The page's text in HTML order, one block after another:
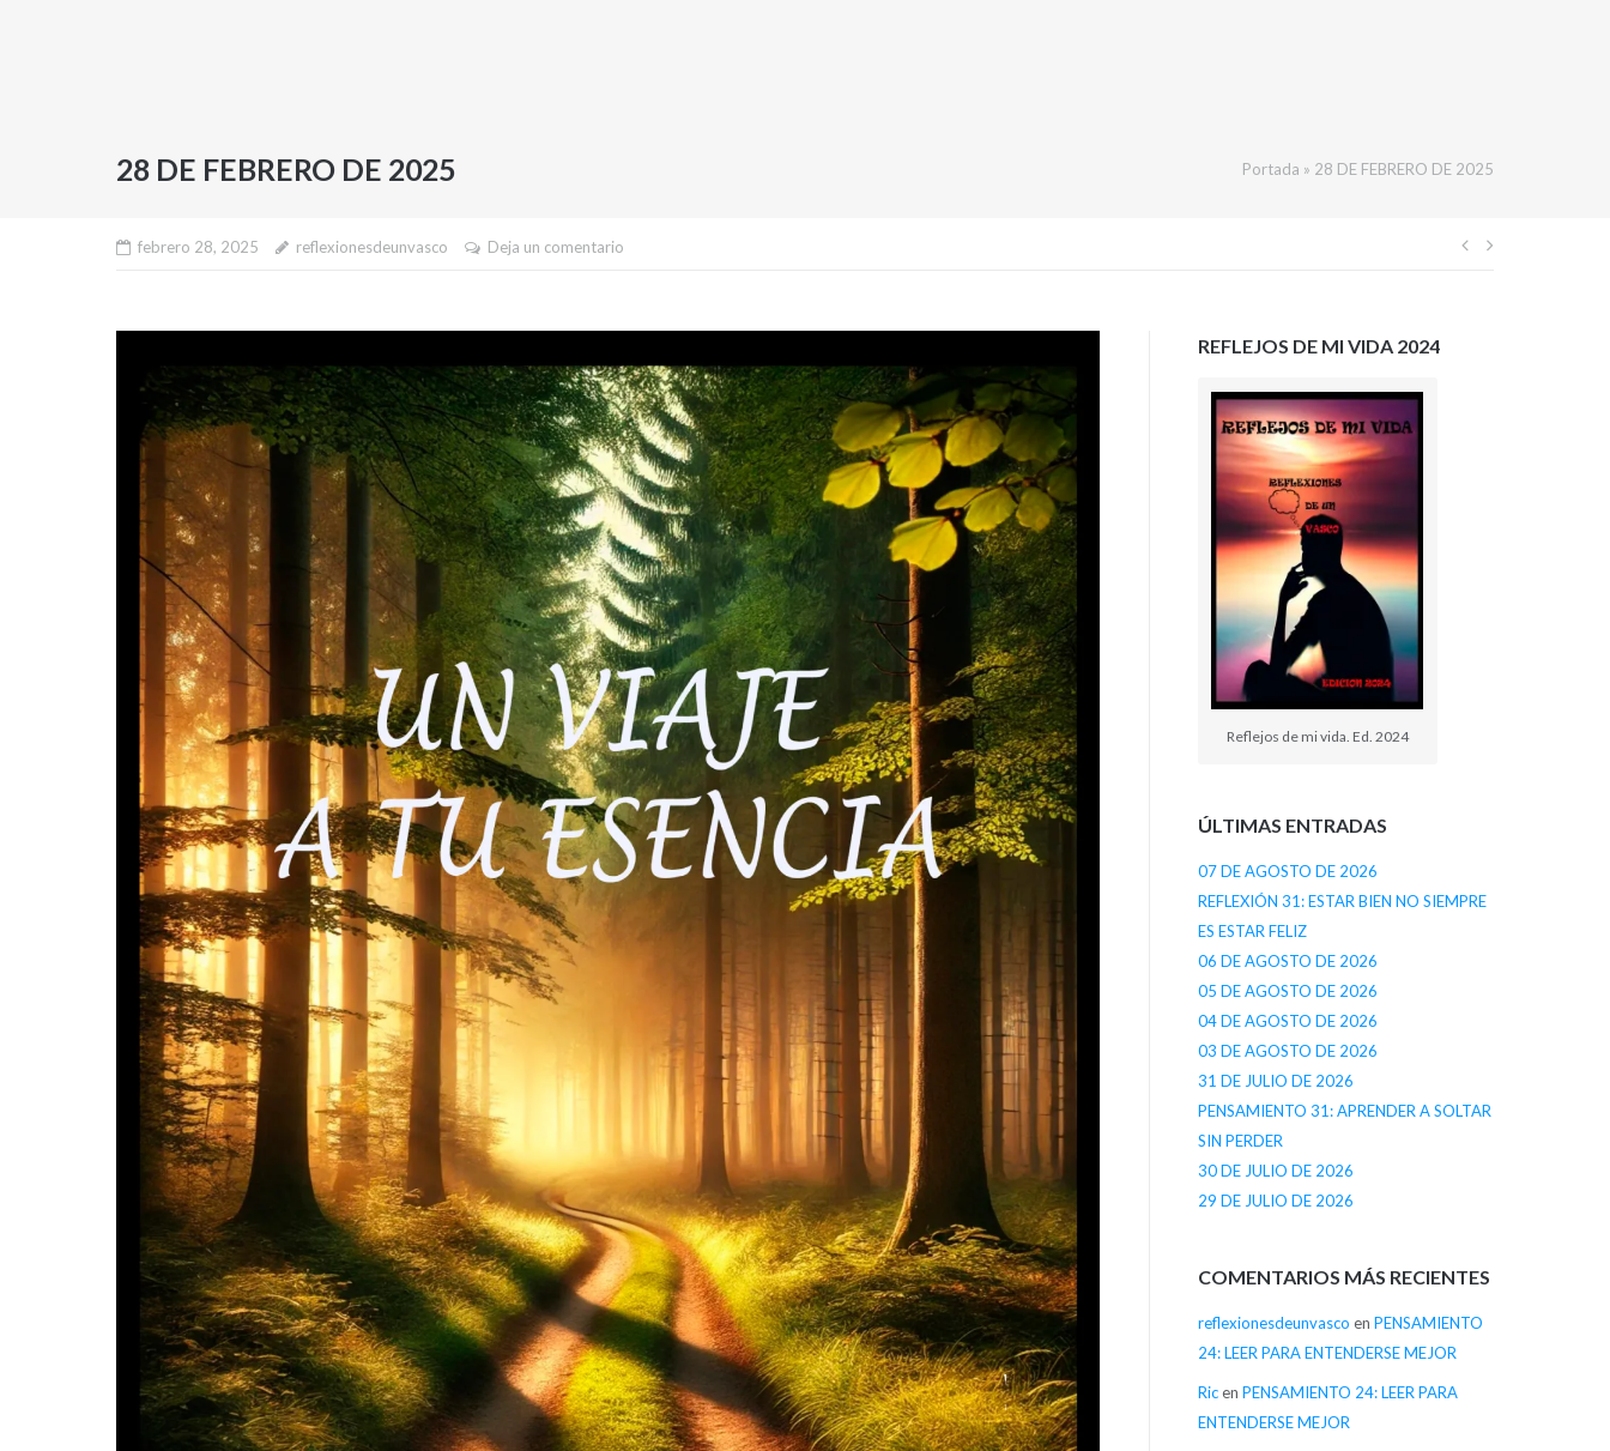
28 DE FEBRERO DE 2025 Portada » 28 DE FEBRERO DE 2025
febrero 28, 2025 reflexionesdeunvasco Deja un comentario
Navegación
REFLEJOS DE MI VIDA 2024
Reflejos de mi vida. Ed. 2024
ÚLTIMAS ENTRADAS
07 DE AGOSTO DE 2026
REFLEXIÓN 31: ESTAR BIEN NO SIEMPRE
ES ESTAR FELIZ
06 DE AGOSTO DE 2026
05 DE AGOSTO DE 2026
04 DE AGOSTO DE 2026
03 DE AGOSTO DE 2026
31 DE JULIO DE 2026
PENSAMIENTO 31: APRENDER A SOLTAR
SIN PERDER
30 DE JULIO DE 2026
29 DE JULIO DE 2026
COMENTARIOS MÁS RECIENTES
reflexionesdeunvasco en PENSAMIENTO
24: LEER PARA ENTENDERSE MEJOR
Ricen PENSAMIENTO 24: LEER PARA
ENTENDERSE MEJOR